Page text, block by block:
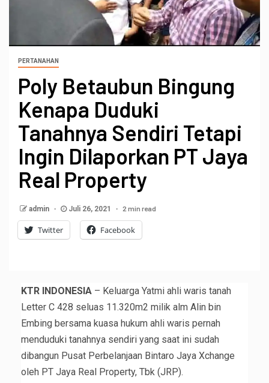
PERTANAHAN
Poly Betaubun Bingung
Kenapa Duduki
Tanahnya Sendiri Tetapi
Ingin Dilaporkan PT Jaya
Real Property
admin Juli 26, 2021 2 min read
Twitter Facebook
KTR INDONESIA – Keluarga Yatmi ahli waris tanah
Letter C 428 seluas 11.320m2 milik alm Alin bin
Embing bersama kuasa hukum ahli waris pernah
menduduki tanahnya sendiri yang saat ini sudah
dibangun Pusat Perbelanjaan Bintaro Jaya Xchange
oleh PT Jaya Real Property, Tbk (JRP).